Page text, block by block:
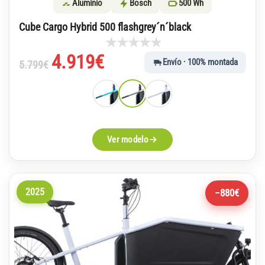
Aluminio Bosch 500 Wh
Cube Cargo Hybrid 500 flashgrey´n´black
Envío · 100% montada
5.799€
El
4.919€
El
Ver modelo
2025 −880€